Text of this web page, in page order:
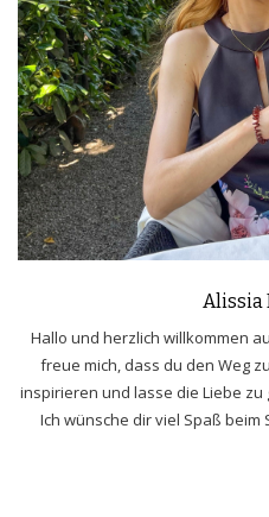
Alissia
Hallo und herzlich willkommen
freue mich, dass du den Weg
inspirieren und lasse die Liebe zu
Ich wünsche dir viel Spaß